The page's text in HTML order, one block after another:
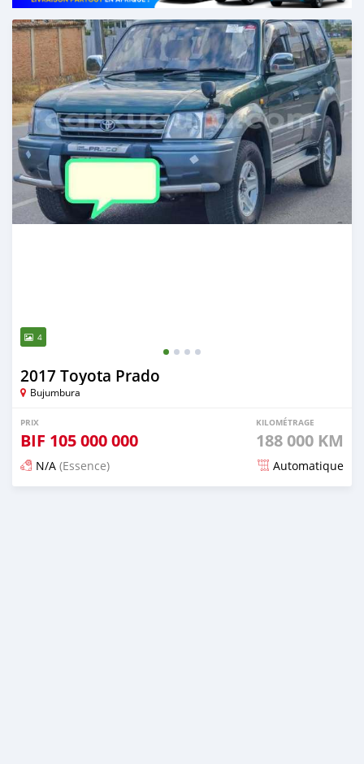
4
2017 Toyota Prado
Bujumbura
PRIX
BIF 105 000 000
KILOMÉTRAGE
188 000 KM
N/A (Essence) Automatique